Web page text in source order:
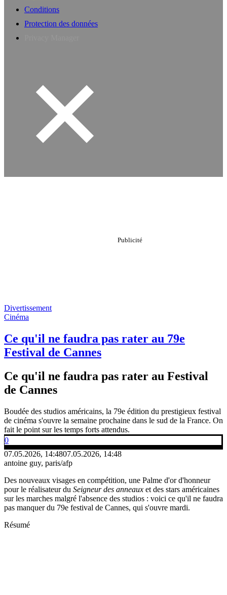
Conditions
Protection des données
Divertissement
Cinéma
Ce qu'il ne faudra pas rater au 79e
Festival de Cannes
Ce qu'il ne faudra pas rater au Festival
de Cannes
Boudée des studios américains, la 79e édition du prestigieux festival
de cinéma s'ouvre la semaine prochaine dans le sud de la France. On
fait le point sur les temps forts attendus.
0
07.05.2026, 14:4807.05.2026, 14:48
antoine guy, paris/afp
Des nouveaux visages en compétition, une Palme d'or d'honneur
pour le réalisateur du Seigneur des anneaux et des stars américaines
sur les marches malgré l'absence des studios : voici ce qu'il ne faudra
pas manquer du 79e festival de Cannes, qui s'ouvre mardi.
Résumé